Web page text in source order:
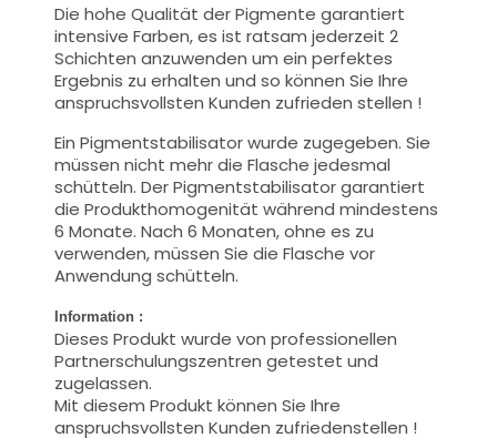
Die hohe Qualität der Pigmente garantiert
intensive Farben, es ist ratsam jederzeit 2
Schichten anzuwenden um ein perfektes
Ergebnis zu erhalten und so können Sie Ihre
anspruchsvollsten Kunden zufrieden stellen !
Ein Pigmentstabilisator wurde zugegeben. Sie
müssen nicht mehr die Flasche jedesmal
schütteln. Der Pigmentstabilisator garantiert
die Produkthomogenität während mindestens
6 Monate. Nach 6 Monaten, ohne es zu
verwenden, müssen Sie die Flasche vor
Anwendung schütteln.
Information :
Dieses Produkt wurde von professionellen
Partnerschulungszentren getestet und
zugelassen.
Mit diesem Produkt können Sie Ihre
anspruchsvollsten Kunden zufriedenstellen !